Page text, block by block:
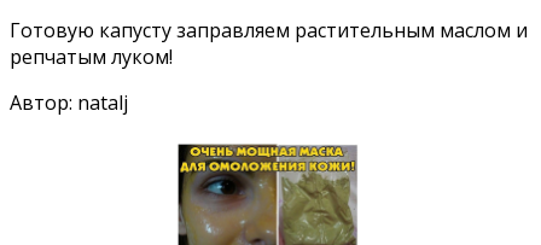
Готовую капусту заправляем растительным маслом и
репчатым луком!
Автор: natalj